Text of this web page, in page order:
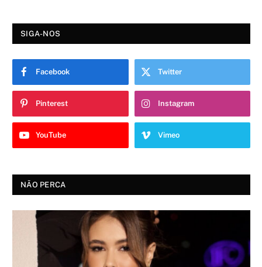
SIGA-NOS
Facebook Twitter
Pinterest Instagram
YouTube Vimeo
NÃO PERCA